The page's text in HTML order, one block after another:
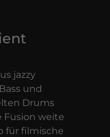
jazzy
und
Drums
Fusion weite
für filmische